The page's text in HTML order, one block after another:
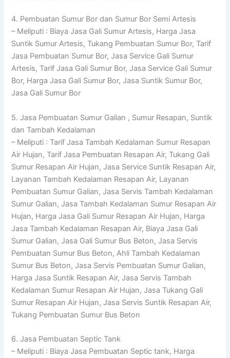
4. Pembuatan Sumur Bor dan Sumur Bor Semi Artesis
– Meliputi : Biaya Jasa Gali Sumur Artesis, Harga Jasa
Suntik Sumur Artesis, Tukang Pembuatan Sumur Bor, Tarif
Jasa Pembuatan Sumur Bor, Jasa Service Gali Sumur
Artesis, Tarif Jasa Gali Sumur Bor, Jasa Service Gali Sumur
Bor, Harga Jasa Gali Sumur Bor, Jasa Suntik Sumur Bor,
Jasa Gali Sumur Bor
5. Jasa Pembuatan Sumur Galian , Sumur Resapan, Suntik
dan Tambah Kedalaman
– Meliputi : Tarif Jasa Tambah Kedalaman Sumur Resapan
Air Hujan, Tarif Jasa Pembuatan Resapan Air, Tukang Gali
Sumur Resapan Air Hujan, Jasa Service Suntik Resapan Air,
Layanan Tambah Kedalaman Resapan Air, Layanan
Pembuatan Sumur Galian, Jasa Servis Tambah Kedalaman
Sumur Galian, Jasa Tambah Kedalaman Sumur Resapan Air
Hujan, Harga Jasa Gali Sumur Resapan Air Hujan, Harga
Jasa Tambah Kedalaman Resapan Air, Biaya Jasa Gali
Sumur Galian, Jasa Gali Sumur Bus Beton, Jasa Servis
Pembuatan Sumur Bus Beton, Ahli Tambah Kedalaman
Sumur Bus Beton, Jasa Servis Pembuatan Sumur Galian,
Harga Jasa Suntik Resapan Air, Jasa Servis Tambah
Kedalaman Sumur Resapan Air Hujan, Jasa Tukang Gali
Sumur Resapan Air Hujan, Jasa Servis Suntik Resapan Air,
Tukang Pembuatan Sumur Bus Beton
6. Jasa Pembuatan Septic Tank
– Meliputi : Biaya Jasa Pembuatan Septic tank, Harga